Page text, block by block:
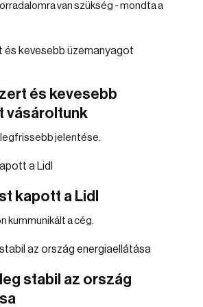
van szükség - mondta a
és kevesebb
vásároltunk
jelentése.
kapott a Lidl
kummunikált a cég.
stabil az ország